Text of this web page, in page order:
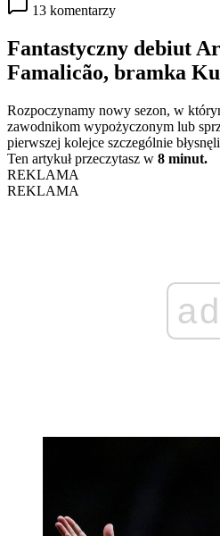
13 komentarzy
Fantastyczny debiut
Famalicão, bramka
Rozpoczynamy nowy sezon, w
zawodnikom wypożyczonym lub
pierwszej kolejce szczególnie
Ten artykuł przeczytasz w 8 minut.
REKLAMA
REKLAMA
ad